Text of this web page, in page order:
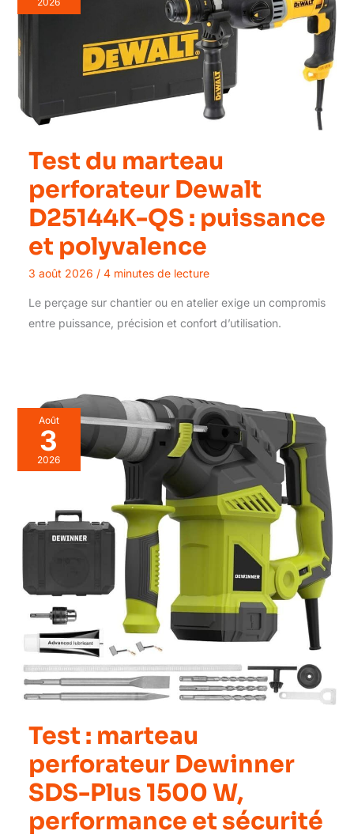
Test du marteau
perforateur Dewalt
D25144K-QS : puissance
et polyvalence
3 août 2026 / 4 minutes de lecture
Le perçage sur chantier ou en atelier exige un compromis
entre puissance, précision et confort d’utilisation.
Août
3
2026
Test : marteau
perforateur Dewinner
SDS-Plus 1500 W,
performance et sécurité